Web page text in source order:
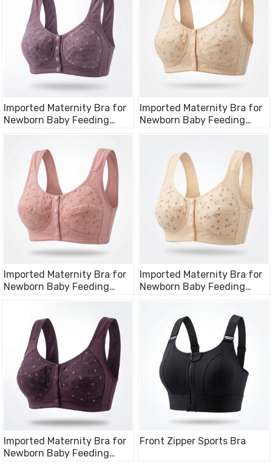
Imported Maternity Bra for
Newborn Baby Feeding
Imported Maternity Bra for
Newborn Baby Feeding
Imported Maternity Bra for
Newborn Baby Feeding
Imported Maternity Bra for
Newborn Baby Feeding
Imported Maternity Bra for
Newborn Baby Feeding
Front Zipper Sports Bra